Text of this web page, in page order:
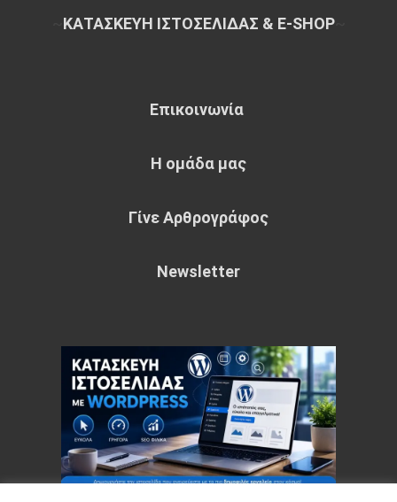
ΚΑΤΑΣΚΕΥΗ ΙΣΤΟΣΕΛΙΔΑΣ & E-SHOP~
Επικοινωνία
Η ομάδα μας
Γίνε Αρθρογράφος
Newsletter